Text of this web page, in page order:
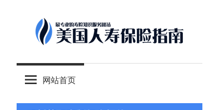
content
美
最
网站首页